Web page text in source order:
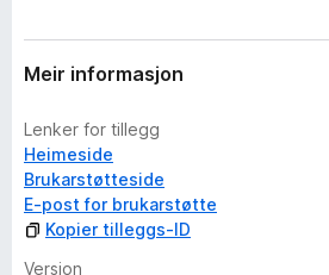
Meir informasjon
Lenker for tillegg
Heimeside
Brukarstøtteside
E-post for brukarstøtte
Kopier tilleggs-ID
Versjon